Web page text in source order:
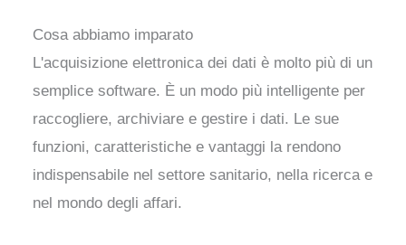
Cosa abbiamo imparato
L'acquisizione elettronica dei dati è molto più di un
semplice software. È un modo più intelligente per
raccogliere, archiviare e gestire i dati. Le sue
funzioni, caratteristiche e vantaggi la rendono
indispensabile nel settore sanitario, nella ricerca e
nel mondo degli affari.